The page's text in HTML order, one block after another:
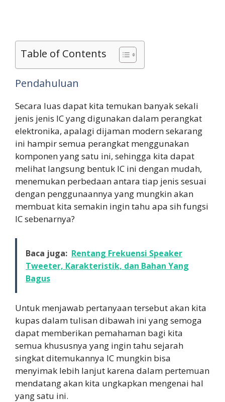
Table of Contents
Pendahuluan
Secara luas dapat kita temukan banyak sekali
jenis jenis IC yang digunakan dalam perangkat
elektronika, apalagi dijaman modern sekarang
ini hampir semua perangkat menggunakan
komponen yang satu ini, sehingga kita dapat
melihat langsung bentuk IC ini dengan mudah,
menemukan perbedaan antara tiap jenis sesuai
dengan penggunaannya yang mungkin akan
membuat kita semakin ingin tahu apa sih fungsi
IC sebenarnya?
Baca juga: Rentang Frekuensi Speaker
Tweeter, Karakteristik, dan Bahan Yang
Bagus
Untuk menjawab pertanyaan tersebut akan kita
kupas dalam tulisan dibawah ini yang semoga
dapat memberikan pemahaman bagi kita
semua khususnya yang ingin tahu sejarah
singkat ditemukannya IC mungkin bisa
menyimak lebih lanjut karena dalam pertemuan
mendatang akan kita ungkapkan mengenai hal
yang satu ini.